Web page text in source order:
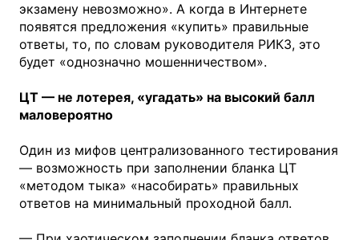
экзамену невозможно». А когда в Интернете
появятся предложения «купить» правильные
ответы, то, по словам руководителя РИКЗ, это
будет «однозначно мошенничеством».
ЦТ — не лотерея, «угадать» на высокий балл
маловероятно
Один из мифов централизованного тестирования
— возможность при заполнении бланка ЦТ
«методом тыка» «насобирать» правильных
ответов на минимальный проходной балл.